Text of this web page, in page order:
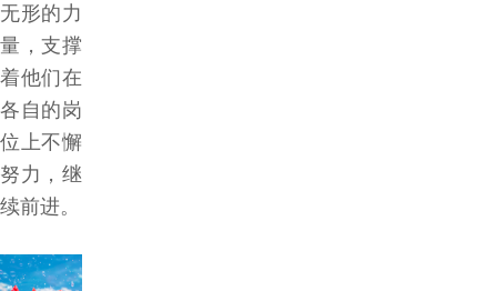
无形的力
量，支撑
着他们在
各自的岗
位上不懈
努力，继
续前进。